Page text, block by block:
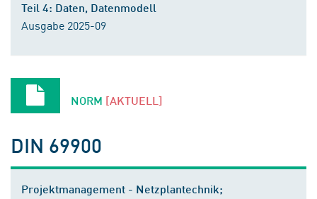
Teil 4: Daten, Datenmodell
Ausgabe 2025-09
NORM [AKTUELL]
DIN 69900
Projektmanagement - Netzplantechnik;